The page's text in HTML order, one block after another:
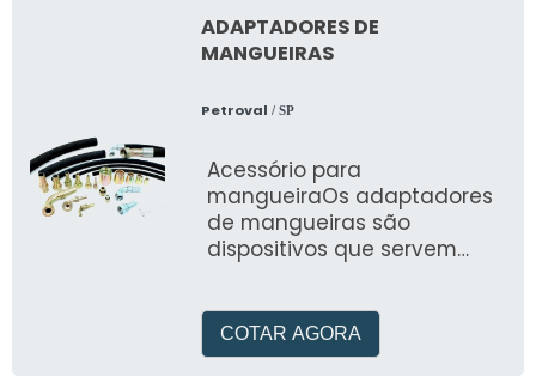
ADAPTADORES DE
MANGUEIRAS
Petroval / SP
Acessório para
mangueiraOs adaptadores
de mangueiras são
dispositivos que servem
se necessita, existe
COTAR AGORA